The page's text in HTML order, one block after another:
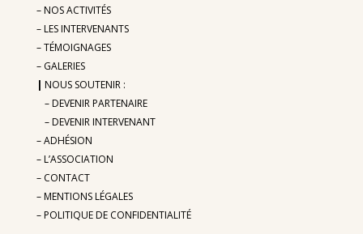
– NOS ACTIVITÉS
– LES INTERVENANTS
– TÉMOIGNAGES
– GALERIES
NOUS SOUTENIR :
– DEVENIR PARTENAIRE
– DEVENIR INTERVENANT
– ADHÉSION
– L’ASSOCIATION
– CONTACT
– MENTIONS LÉGALES
– POLITIQUE DE CONFIDENTIALITÉ